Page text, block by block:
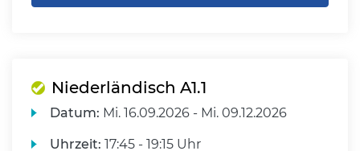
Niederländisch A1.1
Datum: Mi. 16.09.2026 - Mi. 09.12.2026
Uhrzeit: 17:45 - 19:15 Uhr